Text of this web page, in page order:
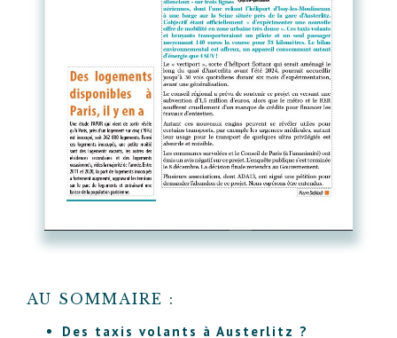
AU SOMMAIRE :
Des taxis volants à Austerlitz ?